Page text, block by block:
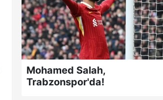
Mohamed Salah,
Trabzonspor'da!